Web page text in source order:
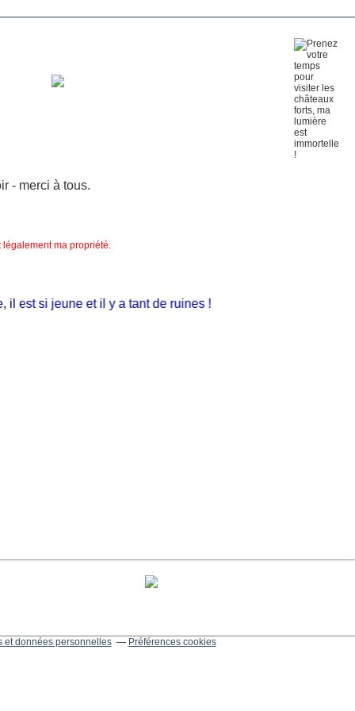
- merci à tous.
légalement ma propriété.
est si jeune et il y a tant de ruines !
et données personnelles Préférences cookies